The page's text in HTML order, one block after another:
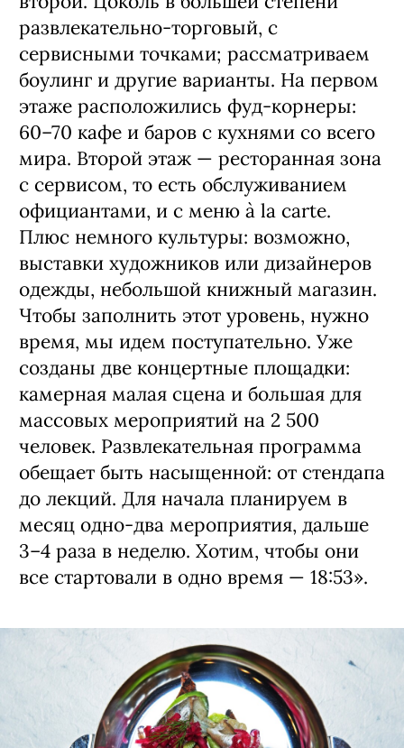
развлекательно-торговый, с
сервисными точками; рассматриваем
боулинг и другие варианты. На первом
этаже расположились фуд-корнеры:
60–70 кафе и баров с кухнями со всего
мира. Второй этаж — ресторанная зона
с сервисом, то есть обслуживанием
официантами, и с меню à la carte.
Плюс немного культуры: возможно,
выставки художников или дизайнеров
одежды, небольшой книжный магазин.
Чтобы заполнить этот уровень, нужно
время, мы идем поступательно. Уже
созданы две концертные площадки:
камерная малая сцена и большая для
массовых мероприятий на 2 500
человек. Развлекательная программа
обещает быть насыщенной: от стендапа
до лекций. Для начала планируем в
месяц одно-два мероприятия, дальше
3–4 раза в неделю. Хотим, чтобы они
все стартовали в одно время — 18:53».